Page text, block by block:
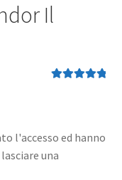
Il
l'accesso ed hanno
una